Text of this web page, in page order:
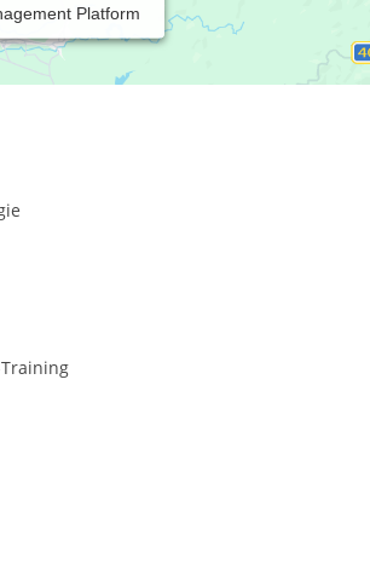
Platform
und fordert uns auf, unsere
zu entwickeln. Egal, ob als Mensch oder als